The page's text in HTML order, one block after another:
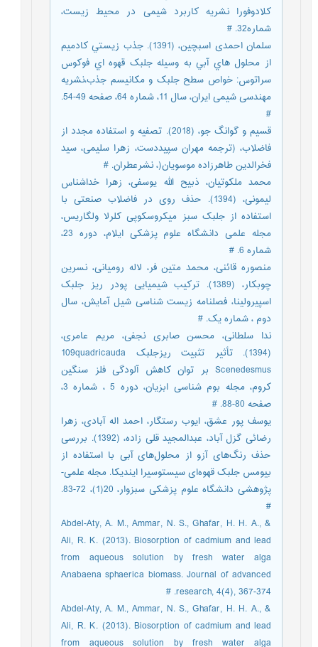
کلادوفورا نشریه کاربرد شیمی در محیط زیست،
شماره32. #
سلمان احمدی اسبچین، (1391). جذب زيستي کادميم
از محلول هاي آبي به وسيله جلبک قهوه اي فوکوس
سراتوس: خواص سطح جلبک و مکانيسم جذب،نشریه
مهندسی شیمی ایران، سال 11، شماره 64، صفحه 49-54.
#
قسیم و گوانگ جو، (2018). تصفیه و استفاده مجدد از
فاضلاب، (ترجمه مهران سپیددست، زهرا سلیمی، سید
فخرالدین طاهرزاده موسویان(، نشرعطران. #
محمد ملکوتیان، ذبیح الله یوسفی، زهرا خداشناس
لیمونی، (1394). حذف روی در فاضلاب صنعتی با
استفاده از جلبک سبز میکروسکوپی کلرلا ولگاریس،
مجله علمی دانشگاه علوم پزشکی ایلام، دوره 23،
شماره 6. #
منصوره قائنی، محمد متین فر، لاله رومیانی، نسرین
چوبکار، (1389). ترکیب شیمیایی پودر ریز جلبک
اسپیرولینا، فصلنامه زیست شناسی شیل آمایش، سال
دوم ، شماره یک. #
ندا سلطانی، محسن صابری نجفی، مریم عامری،
(1394). تأثیر تثبیت ریزجلبک 109quadricauda
Scenedesmus بر توان کاهش آلودگی فلز سنگین
کروم، مجله بوم شناسی ابزیان، دوره 5 ، شماره 3،
صفحه 80-88. #
یوسف پور عشق، ایوب رستگار، احمد اله آبادی، زهرا
رضائی گزل آباد، عبدالمجید قلی زاده، (1392). بررسی
حذف رنگ‌های آزو از محلول‌های آبی با استفاده از
بیومس جلبک قهوه‌ای سیستوسیرا ایندیکا. مجله علمی-
#
Abdel-Aty, A. M., Ammar, N. S., Ghafar, H. H. A., &
Ali, R. K. (2013). Biosorption of cadmium and lead
from aqueous solution by fresh water alga
Anabaena sphaerica biomass. Journal of advanced
research, 4(4), 367-374. #
Abdel-Aty, A. M., Ammar, N. S., Ghafar, H. H. A., &
Ali, R. K. (2013). Biosorption of cadmium and lead
from aqueous solution by fresh water alga